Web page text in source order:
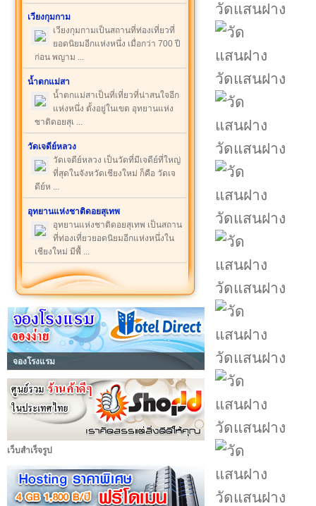
เวียงกุมกาม
เวียงกุมกามเป็นสถานที่ท่องเที่ยวที่
ยอดนิยมอีกแห่งหนึ่ง เมื่อกว่า 700 ปี
ก่อน พญาม ...
น้ำตกแม่สา
น้ำตกแม่สาเป็นที่เที่ยวที่น่าสนใจอีก
แห่งหนึ่ง ตั้งอยู่ในเขต อุทยานแห่ง
ชาติดอยสุเ ...
วัดเจดีย์หลวง
วัดเจดีย์หลวง เป็นวัดที่มีเจดีย์ที่ใหญ่
ที่สุดในจังหวัดเชียงใหม่ ก็คือ วัดเจ
ดีย์ห ...
อุทยานแห่งชาติดอยสุเทพ
อุทยานแห่งชาติดอยสุเทพ เป็นสถาน
ที่ท่องเที่ยวยอดนิยมอีกแห่งหนึ่งใน
เชียงใหม่ มีพื้ ...
จองโรงแรม
เว็บสำเร็จรูป
วัดแสนฝาง
วัดแสนฝาง
วัดแสนฝาง
วัดแสนฝาง
วัดแสนฝาง
วัดแสนฝาง
วัดแสนฝาง
วัดแสนฝาง